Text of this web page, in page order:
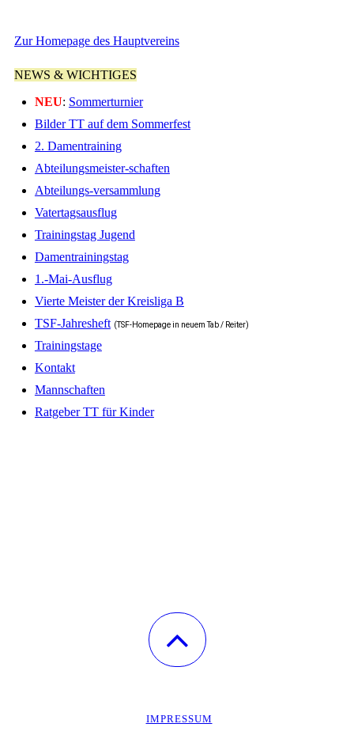
Zur Homepage des Hauptvereins
NEWS & WICHTIGES
NEU: Sommerturnier
Bilder TT auf dem Sommerfest
2. Damentraining
Abteilungsmeister-schaften
Abteilungs-versammlung
Vatertagsausflug
Trainingstag Jugend
Damentrainingstag
1.-Mai-Ausflug
Vierte Meister der Kreisliga B
TSF-Jahresheft (TSF-Homepage in neuem Tab / Reiter)
Trainingstage
Kontakt
Mannschaften
Ratgeber TT für Kinder
IMPRESSUM